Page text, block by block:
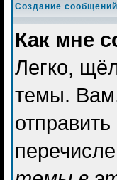
Создание сообщений
Как мне
Легко,
темы.